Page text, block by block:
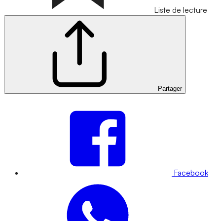
Liste de lecture
Partager
Facebook